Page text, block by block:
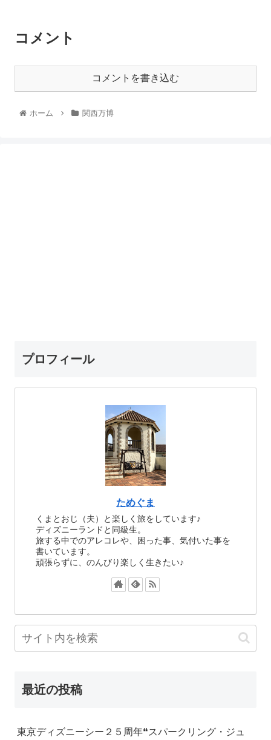
コメント
コメントを書き込む
ホーム 関西万博
プロフィール
ためぐま
くまとおじ（夫）と楽しく旅をしています♪
ディズニーランドと同級生。
旅する中でのアレコレや、困った事、気付いた事を
書いています。
頑張らずに、のんびり楽しく生きたい♪
最近の投稿
東京ディズニーシー２５周年❝スパークリング・ジュ